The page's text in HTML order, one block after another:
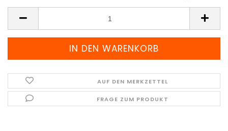
AUF DEN MERKZETTEL
FRAGE ZUM PRODUKT